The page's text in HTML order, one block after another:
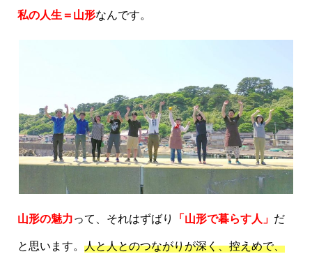
私の人生＝山形なんです。
山形の魅力って、それはずばり 「山形で暮らす人」 だ
と思います。 人と人とのつながりが深く、控えめで、